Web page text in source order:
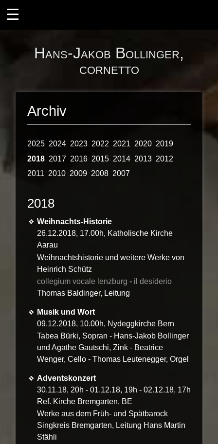
Der Zink
Projekte
Zink und Orgel
KONZERTE
Archiv
MEDIA
Hörbeispiele
Hans-Jakob Bollinger,
cornetto
Archiv
2025 2024 2023 2022 2021 2020 2019
2018 2017 2016 2015 2014 2013 2012
2011 2010 2009 2008 2007
2018
Weihnachts-Historie
26.12.2018, 17.00h, Katholische Kirche
Aarau
Weihnachtshistorie und weitere Werke von
Heinrich Schütz
collegium vocale lenzburg - il desiderio
Thomas Baldinger, Leitung
Musik und Wort
09.12.2018, 10.00h, Nydeggkirche Bern
Tabea Bürki, Sopran - Hans-Jakob Bollinger
und Agathe Gautschi, Zink - Beatrice
Wenger, Cello - Thomas Leutenegger, Orgel
Adventskonzert
30.11.18, 20h - 01.12.18, 19h - 02.12.18, 17h
Ref. Kirche Bremgarten, BE
Werke aus dem Früh- und Spätbarock
Singkreis Bremgarten, Leitung Hans Martin
Stähli